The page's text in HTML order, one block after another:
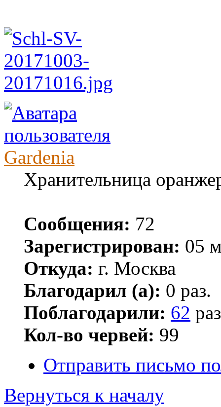
Gardenia
Хранительница
Сообщения: 72
Зарегистрирован: 05
Откуда: г. Москва
Благодарил (а): 0 раз.
Поблагодарили: 62
Кол-во червей: 99
Отправить письмо
Вернуться к началу